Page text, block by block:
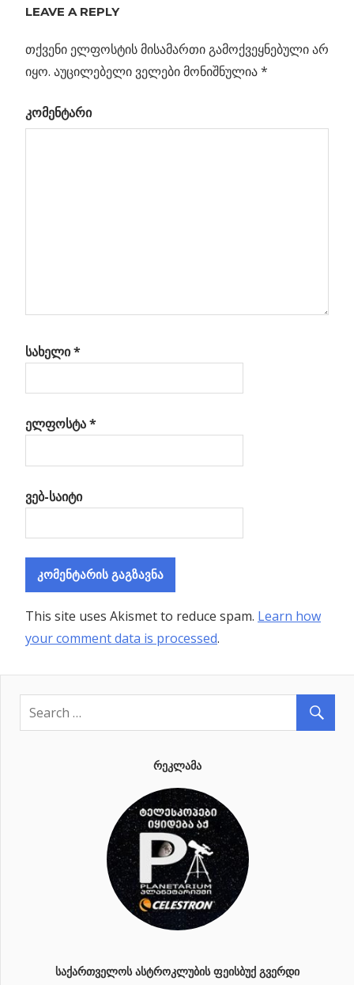
LEAVE A REPLY
თქვენი ელფოსტის მისამართი გამოქვეყნებული არ
იყო. აუცილებელი ველები მონიშნულია*
კომენტარი
სახელი*
ელფოსტა*
ვებ-საიტი
This site uses Akismet to reduce spam. Learn how
your comment data is processed.
ᲠᲔᲙᲚᲐᲛᲐ
ᲡᲐᲥᲐᲠᲗᲕᲔᲚᲝᲡ ᲐᲡᲢᲠᲝᲙᲚᲣᲑᲘᲡ ᲤᲔᲘᲡᲑᲣᲥ ᲒᲕᲔᲠᲓᲘ